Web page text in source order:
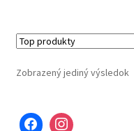
Zobrazený jediný výsledok